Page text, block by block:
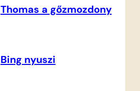
Thomas a gőzmozdony
Bing nyuszi